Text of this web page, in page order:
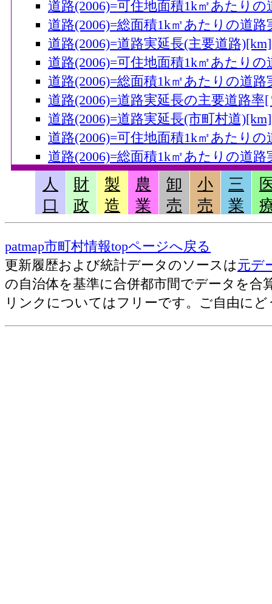
道路(2006)=可住地面積1k㎡あたり
道路(2006)=総面積1k㎡あたりの道
道路(2006)=道路実延長(主要道路)[km]
道路(2006)=可住地面積1k㎡あたり
道路(2006)=総面積1k㎡あたりの道
道路(2006)=道路実延長の主要道路率
道路(2006)=道路実延長(市町村道)[km]
道路(2006)=可住地面積1k㎡あたり
道路(2006)=総面積1k㎡あたりの道
道路(2007)=舗装道路実延長(主要道
道路(2007)=可住地面積1k㎡あたり
道路(2007)=総面積1k㎡あたりの道
道路(2007)=可住地面積1k㎡あたり
道路(2007)=総面積1k㎡あたりの道
道路(2007)=道路実延長(主要道路)[km]
道路(2007)=可住地面積1k㎡あたり
道路(2007)=総面積1k㎡あたりの道
人
口
財
政
製
造
農
業
卸
売
小
売
三
業
patmap市町村情報topページへ戻る
更新履歴および統計データのソースは元デ
の自治体を基準に合併都市間でデータを合
リンクについてはフリーです。ご自由にど